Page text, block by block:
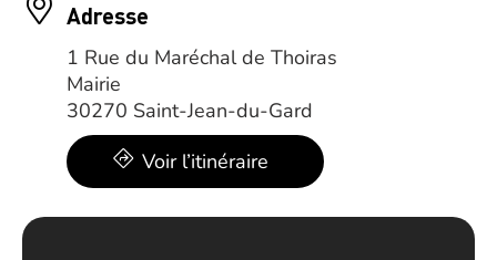
Adresse
1 Rue du Maréchal de Thoiras
Mairie
30270 Saint-Jean-du-Gard
Voir l’itinéraire